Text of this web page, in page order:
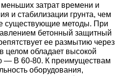
затрат времени и
и стабилизации грунта, чем
существующие методы. При
бетонный защитный
ее размытию через
целом обладает высокой
— В 60-80. К преимуществам
оборудования,